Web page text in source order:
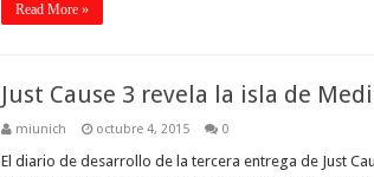
Read More »
Just Cause 3 revela la isla de
miunich octubre 4, 2015 0
El diario de desarrollo de la tercera entrega de Just